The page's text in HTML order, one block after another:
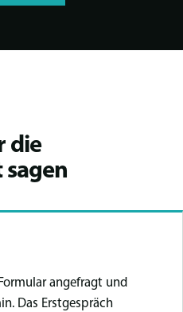
die
angefragt und
Das Erstgespräch